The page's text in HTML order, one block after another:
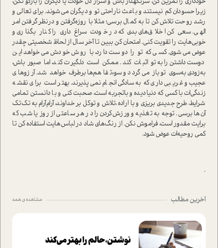
زیرا حسودان کم نیستند و باعث ناراحتی تو و دیگران می‌شوند. برای تعالی و
رشد روحت تلاش کن تا به کمال برسی؛ مثلا با روزه‌گرفتن و درنظر گرفتن امر
الهی. سعی کن اخلاق‌های بدی که در خودت سراغ داری را کنار بگذاری و
خوبی‌هایت را تقویت کنی. امتحان کن ببین تا آخر سال از لحاظ شخصیتی چقدر
عوض می‌شوی. کسی که تو را دوست دارد، با روش خودش می‌خواهد این
دوست‌داشتن را به تو اثبات کند. ممکن است دلگیرت کند، اما صبور باش،
به‌زودی به‌سوی تو باز می‌گردد و سوءتفاهم‌ها برطرف خواهد شد. آرزوهای
عجیب و غریبی داری که به‌سادگی انجام نمی‌پذیرند. بهتر است برای نقشه
زندگی‌ات با کسی که دنیا‌دیده و با‌تجربه است، صحبت کنی و با دانستن تمامی
شرایط، طرح جدیدی بریزی و با اراده ،تلاش و توکل بر خداوند، آرام‌آرام به تک‌تک
آن‌ها برسی. توجه به تغذیه و ورزش‌کردن را در هر ساعتی از روز یا شب که
برایت مقدور است، فراموش نکن. از رنگ‌های شاد در لباس‌هایت استفاده کن تا
کمی روحیه‌ات عوض شود.
.
آخرین مطالب مشاهده ی همه
نوشتن، حالم را بهتر می‌کند